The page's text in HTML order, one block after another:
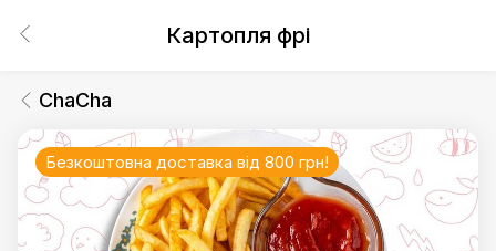
Картопля фрі
ChaCha
Безкоштовна доставка від 800 грн!